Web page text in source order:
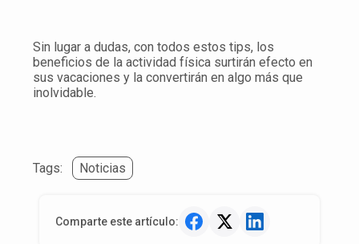
Sin lugar a dudas, con todos estos tips, los
beneficios de la actividad física surtirán efecto en
sus vacaciones y la convertirán en algo más que
inolvidable.
Tags: Noticias
Comparte este artículo: